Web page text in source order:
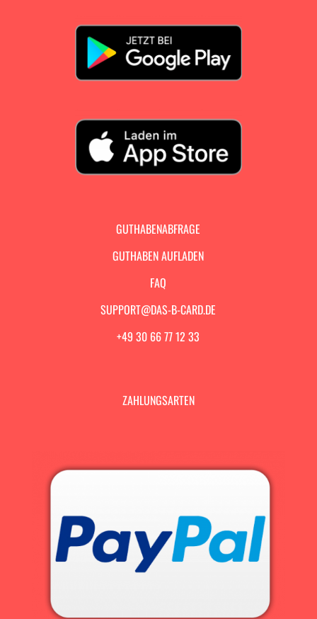
GUTHABENABFRAGE
GUTHABEN AUFLADEN
FAQ
SUPPORT@DAS-B-CARD.DE
+49 30 66 77 12 33
ZAHLUNGSARTEN